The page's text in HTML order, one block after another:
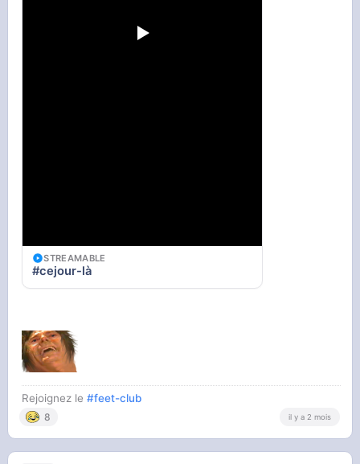
STREAMABLE
#cejour-là
Rejoignez le#feet-club
8 il y a 2 mois